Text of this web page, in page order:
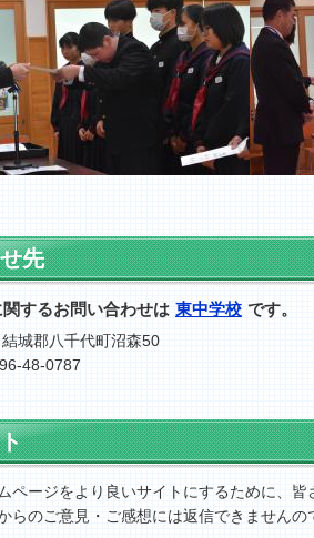
先
するお問い合わせは 東中学校 です。
城郡八千代町沼森50
48-0787
ページをより良いサイトにするために、
らのご意見・ご感想には返信できませんの